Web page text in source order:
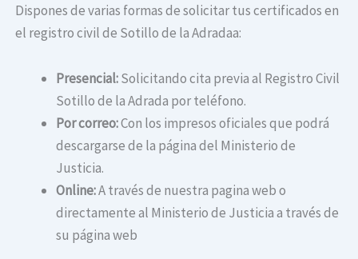
Dispones de varias formas de solicitar tus certificados en
el registro civil de Sotillo de la Adradaa:
Presencial:Solicitando cita previa al Registro Civil
Sotillo de la Adrada por teléfono.
Por correo:Con los impresos oficiales que podrá
descargarse de la página del Ministerio de
Justicia.
Online:A través de nuestra pagina web o
directamente al Ministerio de Justicia a través de
su página web